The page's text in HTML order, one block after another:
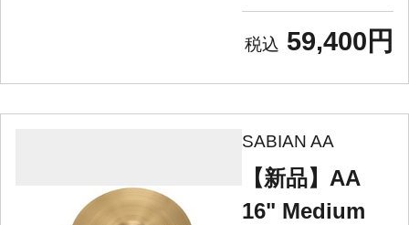
59,400円
SABIAN AA
【新品】AA
16" Medium